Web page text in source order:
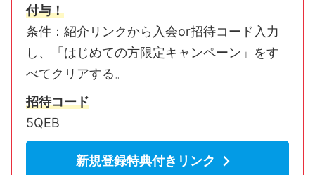
付与！
条件：紹介リンクから入会or招待コード入力
し、「はじめての方限定キャンペーン」をす
べてクリアする。
招待コード
5QEB
新規登録特典付きリンク